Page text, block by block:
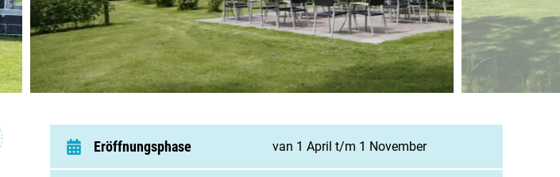
Schweiz
Nachrichten / Blog
Über Campingsucher
Häufig gestellte Fragen
Eröffnungsphase van 1 April t/m 1 November